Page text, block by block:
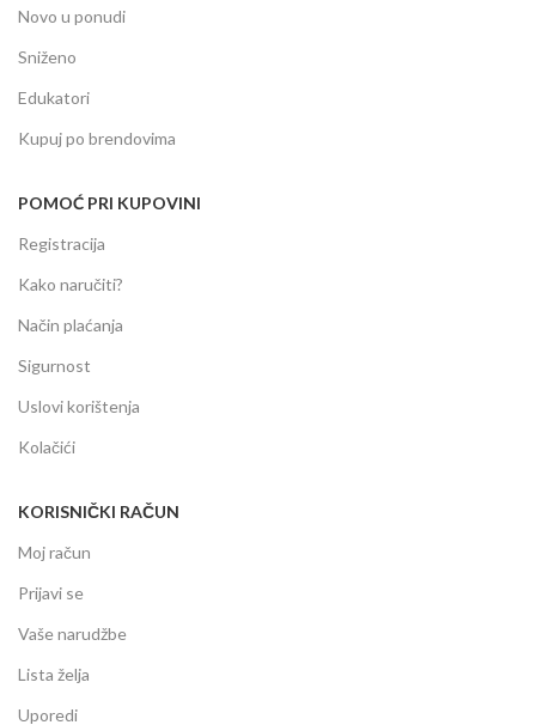
Novo u ponudi
Sniženo
Edukatori
Kupuj po brendovima
POMOĆ PRI KUPOVINI
Registracija
Kako naručiti?
Način plaćanja
Sigurnost
Uslovi korištenja
Kolačići
KORISNIČKI RAČUN
Moj račun
Prijavi se
Vaše narudžbe
Lista želja
Uporedi